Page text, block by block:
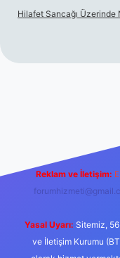
Hilafet Sancağı Üzerinde
Reklam ve İletişim:
Yasal Uyarı: Sitemiz,
ve İletişim Kurumu